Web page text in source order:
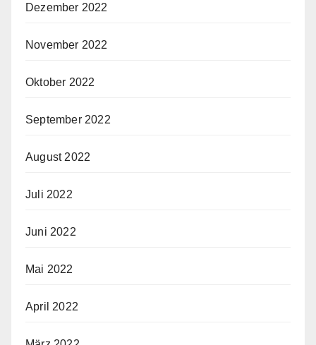
Dezember 2022
November 2022
Oktober 2022
September 2022
August 2022
Juli 2022
Juni 2022
Mai 2022
April 2022